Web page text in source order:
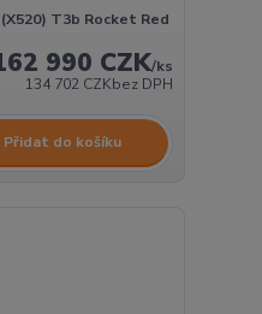
T3b Rocket Red
990 CZK/ks
134 702 CZKbez DPH
Přidat do košíku